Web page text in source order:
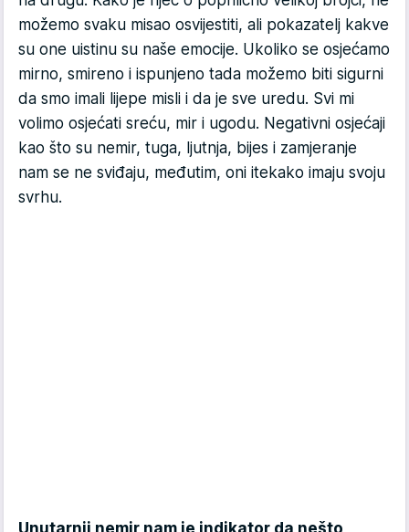
možemo svaku misao osvijestiti, ali pokazatelj kakve
su one uistinu su naše emocije. Ukoliko se osjećamo
mirno, smireno i ispunjeno tada možemo biti sigurni
da smo imali lijepe misli i da je sve uredu. Svi mi
volimo osjećati sreću, mir i ugodu. Negativni osjećaji
kao što su nemir, tuga, ljutnja, bijes i zamjeranje
nam se ne sviđaju, međutim, oni itekako imaju svoju
svrhu.